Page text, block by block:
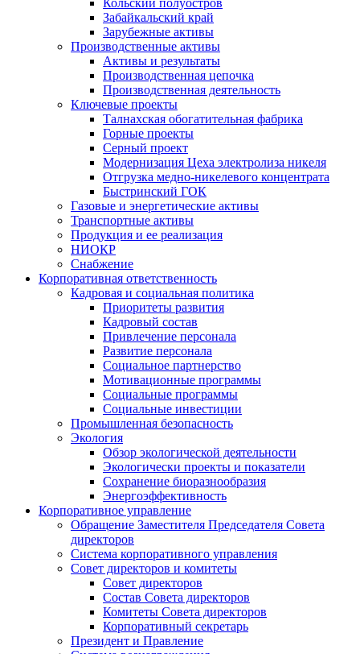
Кольский полуостров
Забайкальский край
Зарубежные активы
Производственные активы
Активы и результаты
Производственная цепочка
Производственная деятельность
Ключевые проекты
Талнахская обогатительная фабрика
Горные проекты
Серный проект
Модернизация Цеха электролиза никеля
Отгрузка медно-никелевого концентрата
Быстринский ГОК
Газовые и энергетические активы
Транспортные активы
Продукция и ее реализация
НИОКР
Снабжение
Корпоративная ответственность
Кадровая и социальная политика
Приоритеты развития
Кадровый состав
Привлечение персонала
Развитие персонала
Социальное партнерство
Мотивационные программы
Социальные программы
Социальные инвестиции
Промышленная безопасность
Экология
Обзор экологической деятельности
Экологически проекты и показатели
Сохранение биоразнообразия
Энергоэффективность
Корпоративное управление
Обращение Заместителя Председателя Совета
директоров
Система корпоративного управления
Совет директоров и комитеты
Совет директоров
Состав Совета директоров
Комитеты Совета директоров
Корпоративный секретарь
Президент и Правление